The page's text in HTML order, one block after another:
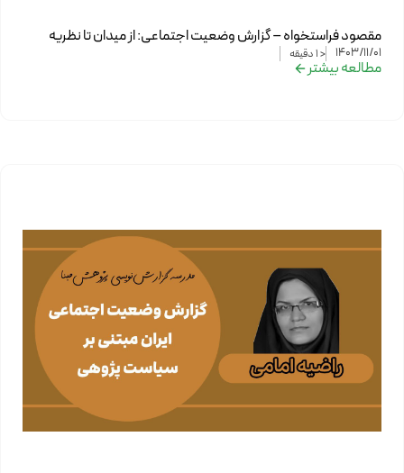
مقصود فراستخواه – گزارش وضعیت اجتماعی: از میدان تا نظریه
1403/11/01
< 1 دقیقه
مطالعه بیشتر